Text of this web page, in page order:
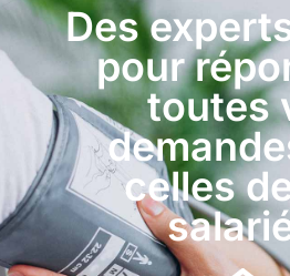
Des
pour
toutes
celles